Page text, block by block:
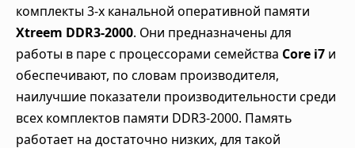
комплекты 3-х канальной оперативной памяти
Xtreem DDR3-2000. Они предназначены для
работы в паре с процессорами семейства Core i7 и
обеспечивают, по словам производителя,
наилучшие показатели производительности среди
всех комплектов памяти DDR3-2000. Память
работает на достаточно низких, для такой